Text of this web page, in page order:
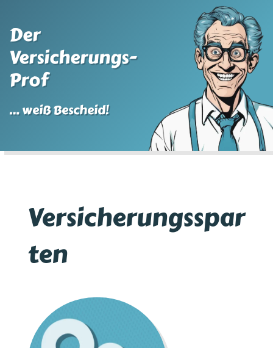
Der
Versicherungs-
Prof
… weiß Bescheid!
Versicherungsspar
ten